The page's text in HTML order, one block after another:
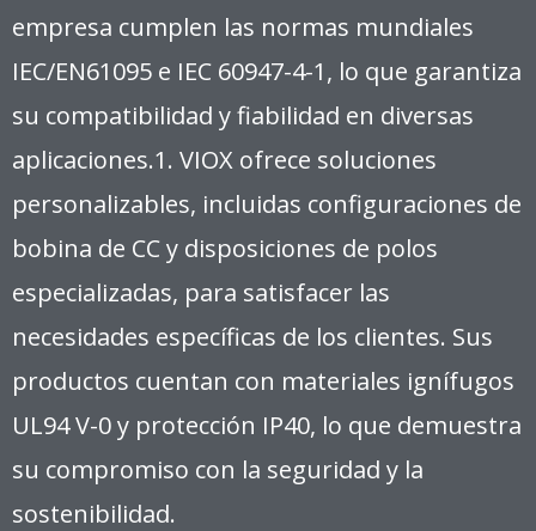
empresa cumplen las normas mundiales
IEC/EN61095 e IEC 60947-4-1, lo que garantiza
su compatibilidad y fiabilidad en diversas
aplicaciones.1. VIOX ofrece soluciones
personalizables, incluidas configuraciones de
bobina de CC y disposiciones de polos
especializadas, para satisfacer las
necesidades específicas de los clientes. Sus
productos cuentan con materiales ignífugos
UL94 V-0 y protección IP40, lo que demuestra
su compromiso con la seguridad y la
sostenibilidad.